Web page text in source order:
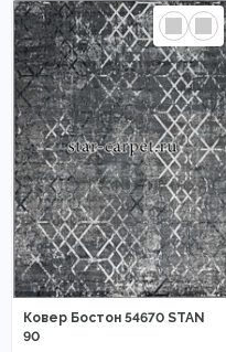
Ковер Бостон 54670 STAN
90